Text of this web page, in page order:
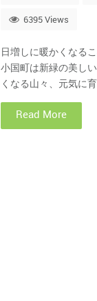
6395 Views
日増しに暖かくなる
小国町は新緑の美し
くなる山々、元気に
Read More